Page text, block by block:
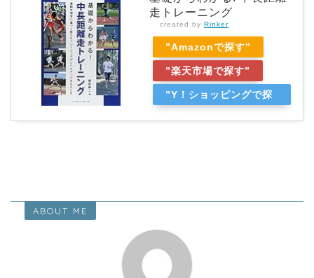
走トレーニング
created by Rinker
”Amazonで探す”
”楽天市場で探す”
”Y！ショッピングで探
ABOUT ME